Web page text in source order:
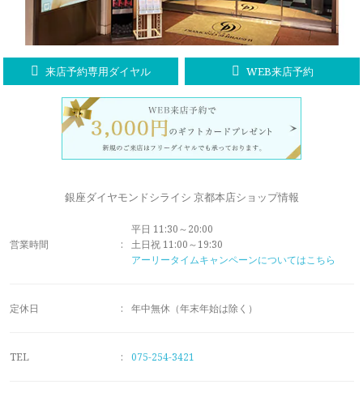
ダイヤモンド仕入れのこだわり
指輪の品質・特徴
ブランドコンセプト
お客様への想い
ブライダルリングへの想い
パイオニアの想い
メモリアルアルバム
サービス
シークレットストーン
レーザー刻印サービス
ナノジュエリーコート
永久保証サービス
セミ・フルオーダー
ニュース・フェア
店舗のご案内
来店予約専用ダイヤル WEB来店予約
銀座ダイヤモンドシライシ 京都本店ショップ情報
営業時間 :
平日 11:30～20:00
土日祝 11:00～19:30
アーリータイムキャンペーンについてはこちら
定休日 : 年中無休（年末年始は除く）
TEL : 075-254-3421